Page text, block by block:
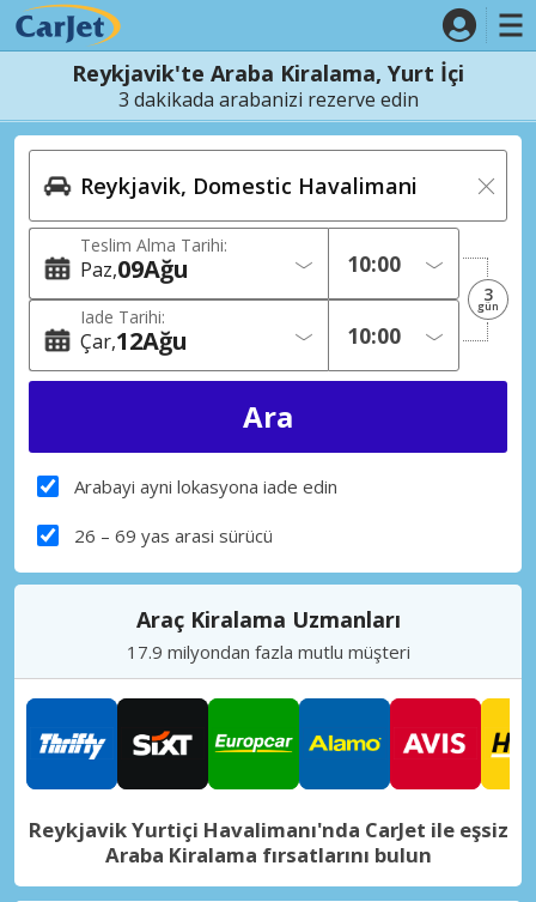
Reykjavik'te Araba Kiralama, Yurt İçi
3 dakikada arabanizi rezerve edin
Teslim Alma Tarihi:
Paz 09Ağu
Iade Tarihi:
Çar 12Ağu
3
gün
Arabayi ayni lokasyona iade edin
26 – 69 yas arasi sürücü
Araç Kiralama Uzmanları
17.9 milyondan fazla mutlu müşteri
Reykjavik Yurtiçi Havalimanı'nda CarJet ile eşsiz
Araba Kiralama fırsatlarını bulun